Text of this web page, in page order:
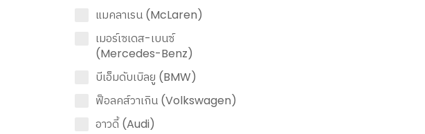
แมคลาเรน (McLaren)
เมอร์เซเดส-เบนซ์
(Mercedes-Benz)
บีเอ็มดับเบิลยู (BMW)
ฟ็อลคส์วาเกิน (Volkswagen)
อาวดี้ (Audi)